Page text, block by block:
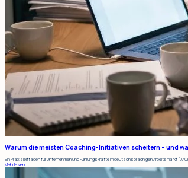
Warum die meisten Coaching-Initiativen scheitern – und
Ein Praxisleitfaden für Unternehmen und Führungskräfte im deutschsprachigen Arbeitsmarkt
Mehr lesen →